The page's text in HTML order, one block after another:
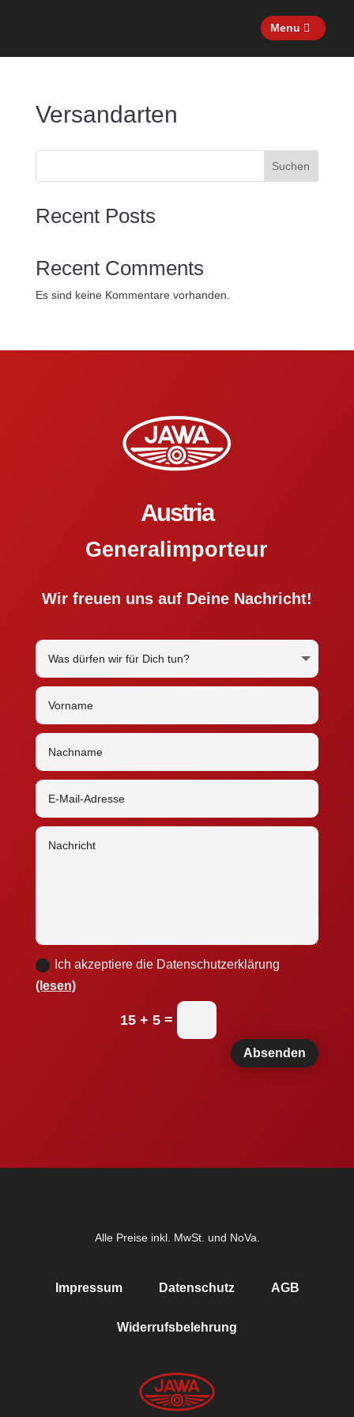
Menu
Versandarten
Suchen
Recent Posts
Recent Comments
Es sind keine Kommentare vorhanden.
Austria
Generalimporteur
Wir freuen uns auf Deine Nachricht!
Ich akzeptiere die Datenschutzerklärung
(lesen)
15 + 5 =
Absenden
Alle Preise inkl. MwSt. und NoVa.
Impressum Datenschutz AGB
Widerrufsbelehrung